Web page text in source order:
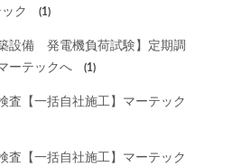
ク (1)
設備 発電機負荷試験】定期調
テックへ
(1)
査【一括自社施工】マーテック
査【一括自社施工】マーテック